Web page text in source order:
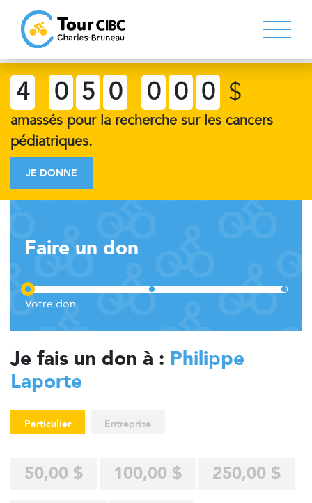
4 0 5 0 0 0 0 $
amassés pour la recherche sur les cancers
pédiatriques.
JE DONNE
Faire un don
Je fais un don à : Philippe
Laporte
Particulier Entreprise
50,00 $ 100,00 $
250,00 $